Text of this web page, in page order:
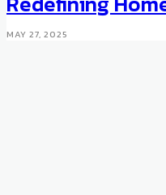
MAY 27, 2025